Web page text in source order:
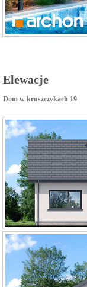
Elewacje
Dom w kruszczykach 19